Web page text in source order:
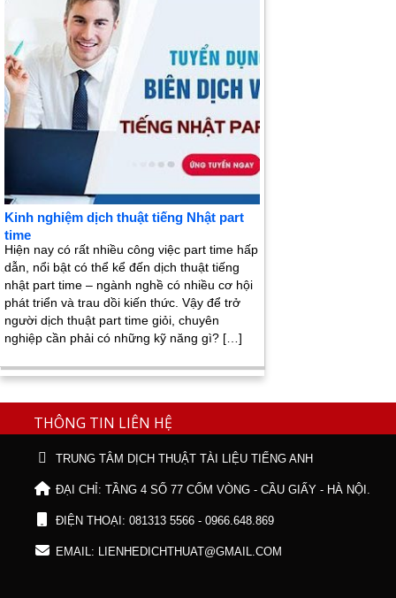
Kinh nghiệm dịch thuật tiếng Nhật part
time
Hiện nay có rất nhiều công việc part time hấp
dẫn, nổi bật có thể kể đến dịch thuật tiếng
nhật part time – ngành nghề có nhiều cơ hội
phát triển và trau dồi kiến thức. Vậy để trở
người dịch thuật part time giỏi, chuyên
nghiệp cần phải có những kỹ năng gì? […]
THÔNG TIN LIÊN HỆ
TRUNG TÂM DỊCH THUẬT TÀI LIỆU TIẾNG ANH
ĐẠI CHỈ: TẦNG 4 SỐ 77 CỐM VÒNG - CẦU GIẤY - HÀ NỘI.
ĐIỆN THOẠI: 081313 5566 - 0966.648.869
EMAIL: LIENHEDICHTHUAT@GMAIL.COM